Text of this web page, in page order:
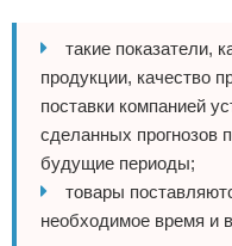
такие показатели,
продукции, качество
поставки компанией
сделанных прогнозов
будущие периоды;
товары
необходимое время и